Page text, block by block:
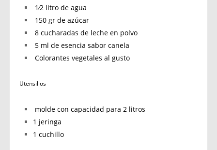
1⁄2 litro de agua
150 gr de azúcar
8 cucharadas de leche en polvo
5 ml de esencia sabor canela
Colorantes vegetales al gusto
Utensilios
molde con capacidad para 2 litros
1 jeringa
1 cuchillo